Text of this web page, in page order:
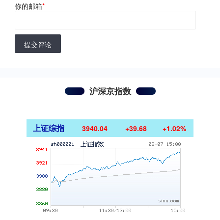
你的邮箱*
提交评论
沪深京指数
上证综指 3940.04 +39.68 +1.02%